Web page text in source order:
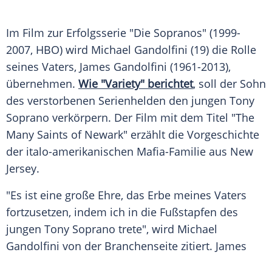
Im Film zur Erfolgsserie "Die Sopranos" (1999-
2007, HBO) wird Michael Gandolfini (19) die Rolle
seines Vaters, James Gandolfini (1961-2013),
übernehmen. Wie "Variety" berichtet, soll der Sohn
des verstorbenen Serienhelden den jungen Tony
Soprano verkörpern. Der Film mit dem Titel "The
Many Saints of Newark" erzählt die Vorgeschichte
der italo-amerikanischen Mafia-Familie aus New
Jersey.
"Es ist eine große Ehre, das Erbe meines Vaters
fortzusetzen, indem ich in die Fußstapfen des
jungen Tony Soprano trete", wird Michael
Gandolfini von der Branchenseite zitiert. James